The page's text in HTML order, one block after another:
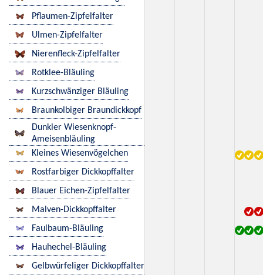
Pflaumen-Zipfelfalter
Ulmen-Zipfelfalter
Nierenfleck-Zipfelfalter
Rotklee-Bläuling
Kurzschwänziger Bläuling
Braunkolbiger Braundickkopf
Dunkler Wiesenknopf-
Ameisenbläuling
Kleines Wiesenvögelchen
Rostfarbiger Dickkopffalter
Blauer Eichen-Zipfelfalter
Malven-Dickkopffalter
Faulbaum-Bläuling
Hauhechel-Bläuling
Gelbwürfeliger Dickkopffalter